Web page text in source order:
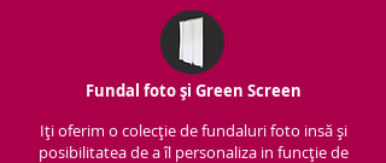
Fundal foto și Green Screen
Iți oferim o colecție de fundaluri foto insă și
posibilitatea de a îl personaliza in funcție de